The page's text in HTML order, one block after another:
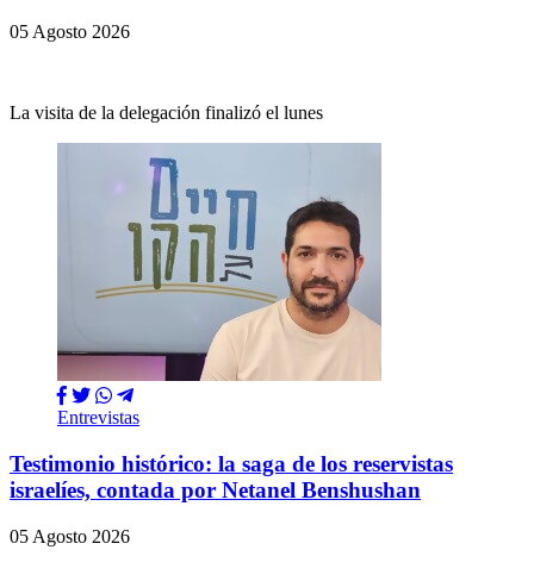
05 Agosto 2026
La visita de la delegación finalizó el lunes
Entrevistas
Testimonio histórico: la saga de los reservistas
israelíes, contada por Netanel Benshushan
05 Agosto 2026